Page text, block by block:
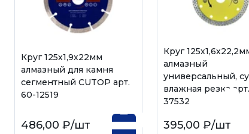
Круг 125х1,9х22мм
алмазный для камня
сегментный CUTOP арт.
60-12519
486,00 ₽/шт
Круг
алмазный
универсальный,
влажная резка арт.
37532
395,00 ₽/шт